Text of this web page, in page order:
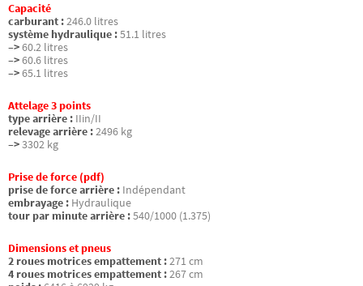
Capacité
carburant :246.0 litres
système hydraulique :51.1 litres
–>60.2 litres
–>60.6 litres
–>65.1 litres
Attelage 3 points
type arrière : IIin/II
relevage arrière :2496 kg
–>3302 kg
Prise de force (pdf)
prise de force arrière : Indépendant
embrayage : Hydraulique
tour par minute arrière :540/1000 (1.375)
Dimensions et pneus
2 roues motrices empattement :271 cm
4 roues motrices empattement :267 cm